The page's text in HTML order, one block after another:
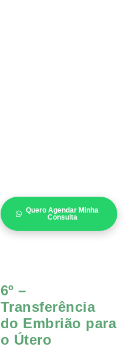
Quero Agendar Minha
Consulta
6º –
Transferência
do Embrião para
o Útero